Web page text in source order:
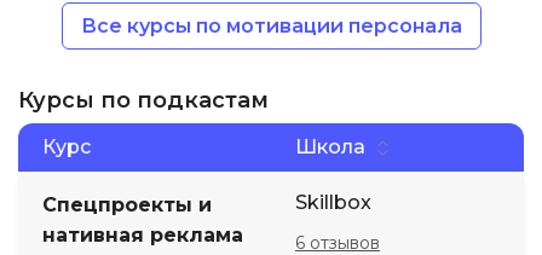
Все курсы по мотивации персонала
Курсы по подкастам
Курс Школа
Спецпроекты и
нативная реклама
Skillbox
6 отзывов